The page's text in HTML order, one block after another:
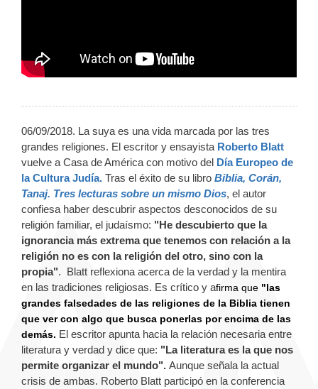
06/09/2018. La suya es una vida marcada por las tres
grandes religiones. El escritor y ensayista Roberto Blatt
vuelve a Casa de América con motivo del Día Europeo de
la Cultura Judía. Tras el éxito de su libro Biblia, Corán,
Tanaj. Tres lecturas sobre un mismo Dios, el autor
confiesa haber descubrir aspectos desconocidos de su
religión familiar, el judaísmo: "He descubierto que la
ignorancia más extrema que tenemos con relación a la
religión no es con la religión del otro, sino con la
propia". Blatt reflexiona acerca de la verdad y la mentira
en las tradiciones religiosas. Es crítico y afirma que "las
grandes falsedades de las religiones de la Biblia tienen
que ver con algo que busca ponerlas por encima de las
demás. El escritor apunta hacia la relación necesaria entre
literatura y verdad y dice que: "La literatura es la que nos
permite organizar el mundo". Aunque señala la actual
crisis de ambas. Roberto Blatt participó en la conferencia